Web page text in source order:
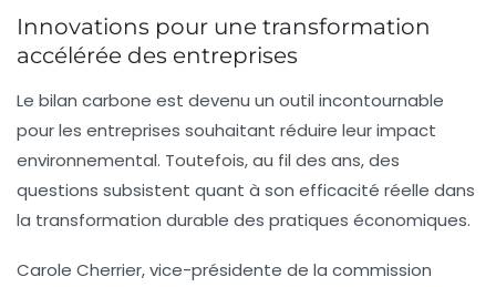
Innovations pour une transformation
accélérée des entreprises
Le bilan carbone est devenu un outil incontournable
pour les entreprises souhaitant réduire leur impact
environnemental. Toutefois, au fil des ans, des
questions subsistent quant à son efficacité réelle dans
la transformation durable des pratiques économiques.
Carole Cherrier, vice-présidente de la commission